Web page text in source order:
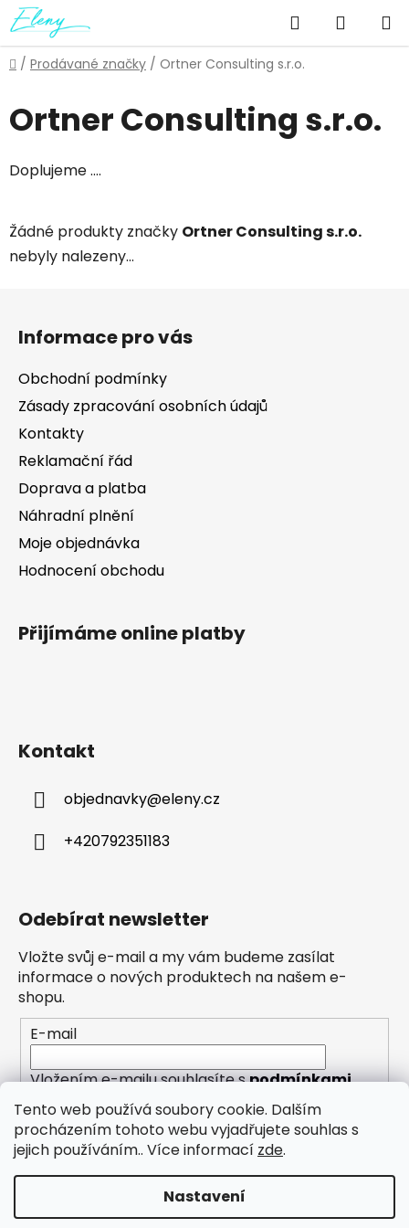
Tento web používá soubory cookie. Dalším
procházením tohoto webu vyjadřujete souhlas s
jejich používáním.. Více informací zde.
Nastavení
Přejít
na
obsah
Hledat
KOŠÍK
Domů
/ Prodávané značky / Ortner Consulting s.r.o.
Ortner Consulting s.r.o.
Doplujeme ....
Žádné produkty značky Ortner Consulting s.r.o.
nebyly nalezeny...
Informace pro vás
Obchodní podmínky
Zásady zpracování osobních údajů
Kontakty
Reklamační řád
Doprava a platba
Náhradní plnění
Moje objednávka
Hodnocení obchodu
Přijímáme online platby
Kontakt
objednavky@eleny.cz
+420792351183
Odebírat newsletter
Vložte svůj e-mail a my vám budeme zasílat
informace o nových produktech na našem e-
shopu.
E-mail
Vložením e-mailu souhlasíte spodmínkami
ochrany osobních údajů
PŘIHLÁSIT SE